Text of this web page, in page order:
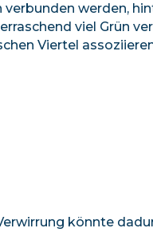
werden,
viel Grün
Viertel
könnte